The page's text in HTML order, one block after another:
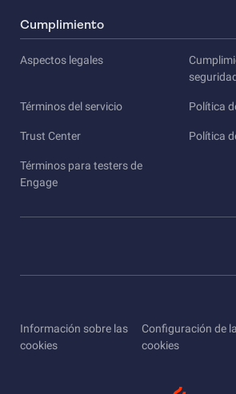
Cumplimiento
Aspectos legales
Términos del servicio Política
Trust Center Política
Términos para testers de
Engage
Información sobre las
cookies
Configuración de
cookies